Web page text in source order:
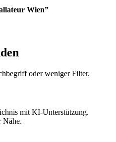
Wien”
oder weniger Filter.
mit KI-Unterstützung.
Nähe.